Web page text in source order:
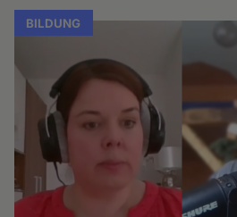
BILDUNG